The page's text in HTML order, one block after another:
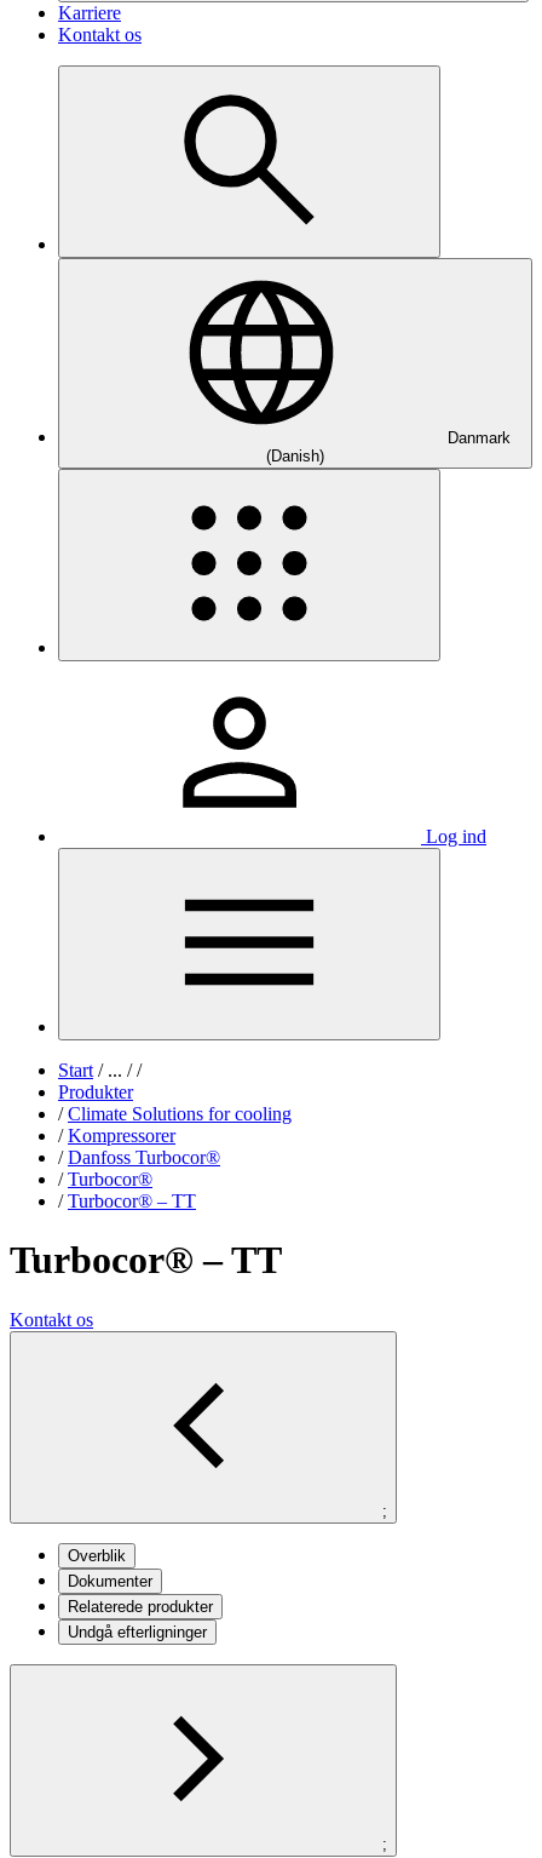
Karriere
Kontakt os
Danmark
(Danish)
Log ind
Start /... / /
Produkter
/ Climate Solutions for cooling
/ Kompressorer
/ Danfoss Turbocor®
/ Turbocor®
/ Turbocor® – TT
Turbocor® – TT
Kontakt os
;
Overblik
Dokumenter
Relaterede produkter
Undgå efterligninger
;